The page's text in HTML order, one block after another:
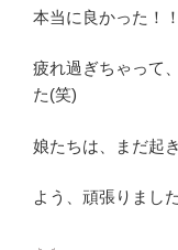
本当に良かった！
疲れ過ぎちゃって
た(笑)
娘たちは、まだ起
よう、頑張りまし